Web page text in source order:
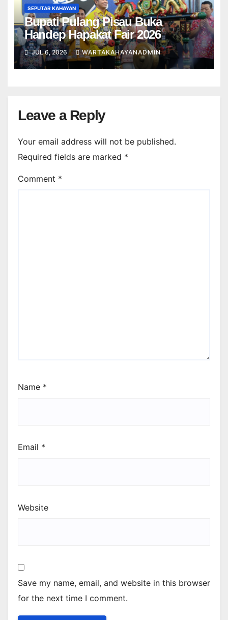
SEPUTAR KAHAYAN
Bupati Pulang Pisau Buka
Handep Hapakat Fair 2026
JUL 6, 2026 WARTAKAHAYANADMIN
Leave a Reply
Your email address will not be published.
Required fields are marked *
Comment *
Name *
Email *
Website
Save my name, email, and website in this browser
for the next time I comment.